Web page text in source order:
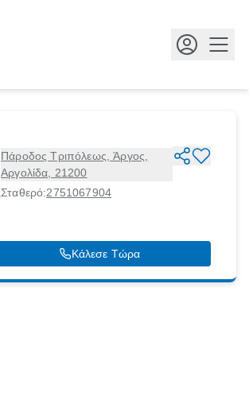
Πάροδος Τριπόλεως, Άργος,
Αργολίδα, 21200
Σταθερό:2751067904
Κάλεσε Τώρα